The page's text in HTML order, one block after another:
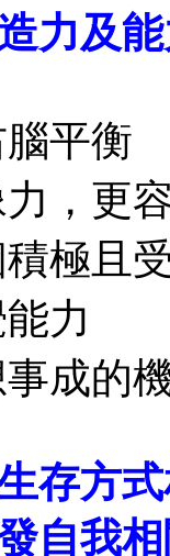
造力及
腦平衡
力，更
積極且
力
事成的
生存方
自我